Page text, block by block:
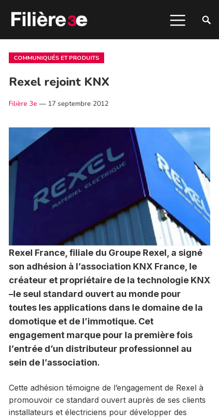
COMMUNIQUÉS ET PRODUITS
Rexel rejoint KNX
Filière 3e — 17 septembre 2012
Rexel France, filiale du Groupe Rexel, a signé
son adhésion à l’association KNX France, le
créateur et propriétaire de la technologie KNX
–le seul standard ouvert au monde pour
toutes les applications dans le domaine de la
domotique et de l’immotique. Cet
engagement marque pour la première fois
l’entrée d’un distributeur professionnel au
sein de l’association.
Cette adhésion témoigne de l’engagement de Rexel à
promouvoir ce standard ouvert auprès de ses clients
installateurs et électriciens pour développer des